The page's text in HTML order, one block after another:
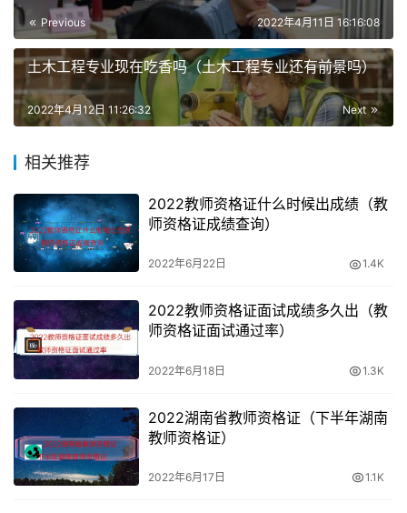
以上七个地区推迟了上半年教师资格证笔试报名了，推迟了
2022年上半年教师资格证笔试地区的小伙伴们，希望你们
下半年再接再励。
Previous 2022年4月11日 16:16:08
土木工程专业现在吃香吗（土木工程专业还有前景吗）
Next
2022年4月12日 11:26:32
相关推荐
2022教师资格证什么时候出成绩（教
师资格证成绩查询）
2022年6月22日 1.4K
2022教师资格证面试成绩多久出（教
师资格证面试通过率）
2022年6月18日 1.3K
2022湖南省教师资格证（下半年湖南
教师资格证）
2022年6月17日 1.1K